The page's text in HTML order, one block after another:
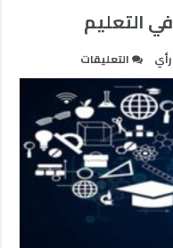
التعليم
رأي التعليقات
المستحدثات
التكنولوجية
في
التعليم
مغلقة